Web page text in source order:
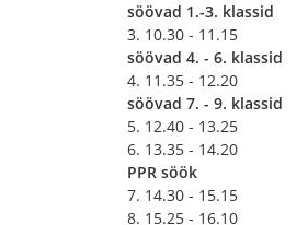
söövad 1.-3. klassid
3. 10.30 - 11.15
söövad 4. - 6. klassid
4. 11.35 - 12.20
söövad 7. - 9. klassid
5. 12.40 - 13.25
6. 13.35 - 14.20
PPR söök
7. 14.30 - 15.15
8. 15.25 - 16.10